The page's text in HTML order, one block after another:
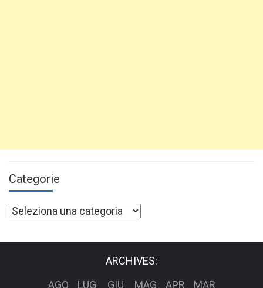
Categorie
Categorie
ARCHIVES:
AGO
LUG GIU MAG APR MAR